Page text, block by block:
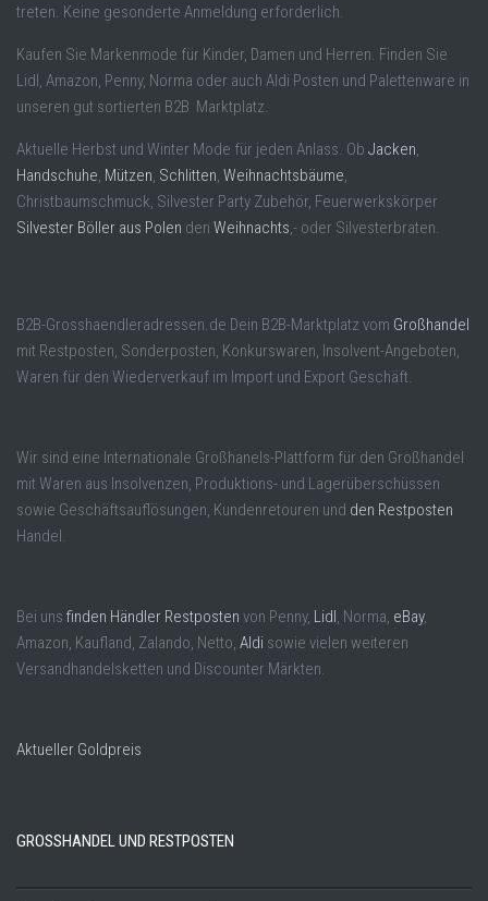
treten. Keine gesonderte Anmeldung erforderlich.
Kaufen Sie Markenmode für Kinder, Damen und Herren. Finden Sie
Lidl, Amazon, Penny, Norma oder auch Aldi Posten und Palettenware in
unseren gut sortierten B2B Marktplatz.
Aktuelle Herbst und Winter Mode für jeden Anlass. Ob Jacken
Handschuhe Mützen Schlitten Weihnachtsbäume
Christbaumschmuck, Silvester Party Zubehör, Feuerwerkskörper
Silvester Böller aus Polen den Weihnachts ,- oder Silvesterbraten.
B2B-Grosshaendleradressen.de Dein B2B-Marktplatz vom Großhandel
mit Restposten, Sonderposten, Konkurswaren, Insolvent-Angeboten,
Waren für den Wiederverkauf im Import und Export Geschäft.
Wir sind eine Internationale Großhanels-Plattform für den Großhandel
mit Waren aus Insolvenzen, Produktions- und Lagerüberschüssen
sowie Geschäftsauflösungen, Kundenretouren und den Restposten
Handel.
Bei uns finden Händler Restposten von Penny, Lidl , Norma, eBay,
Amazon, Kaufland, Zalando, Netto, Aldi sowie vielen weiteren
Versandhandelsketten und Discounter Märkten.
Aktueller Goldpreis
GROSSHANDEL UND RESTPOSTEN